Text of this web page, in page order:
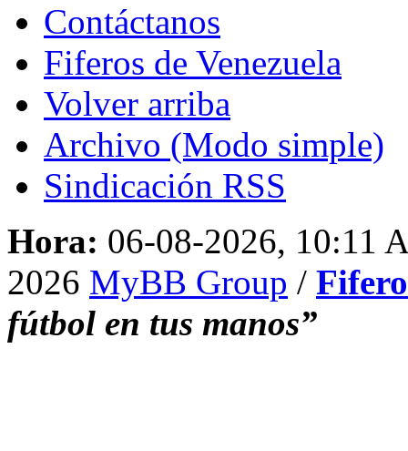
Contáctanos
Fiferos de Venezuela
Volver arriba
Archivo (Modo simple)
Sindicación RSS
Hora: 06-08-2026, 10:11
2026 MyBB Group /
fútbol en tus manos”